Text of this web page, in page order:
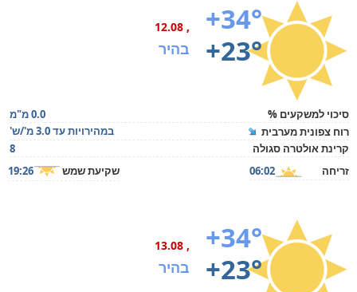
+34°
+23°
, 12.08
בהיר
סיכוי למשקעים %
0.0 מ"מ
רוח צפונית מערבית
במהירויות עד 3.0 מ'/ש'
קרינת אולטרה סגולה
8
זריחה
06:02 שקיעת שמש 19:26
+34°
+23°
, 13.08
בהיר